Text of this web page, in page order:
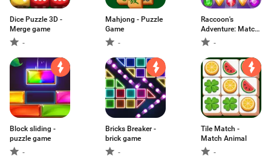
Dice Puzzle 3D -
Merge game
-
Mahjong - Puzzle
Game
-
Raccoon's
Adventure: Match
3
-
Block sliding -
puzzle game
-
Bricks Breaker -
brick game
-
Tile Match -
Match Animal
-